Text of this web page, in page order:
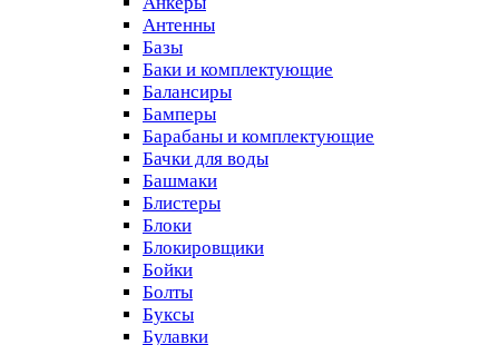
Антенны
Базы
Баки и комплектующие
Балансиры
Бамперы
Барабаны и комплектующие
Бачки для воды
Башмаки
Блистеры
Блоки
Блокировщики
Бойки
Болты
Буксы
Булавки